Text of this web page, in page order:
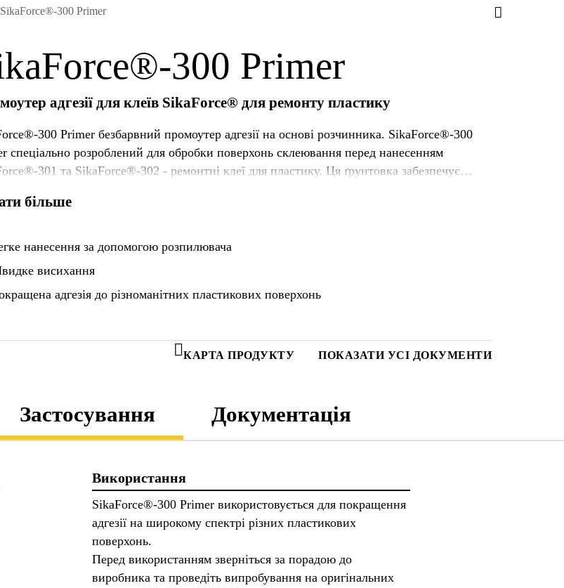
SikaForce®-300 Primer
300 Primer
адгезії для клеїв SikaForce® для ремонту пластику
300 Primer безбарвний промоутер адгезії на основі розчинника. SikaForce®-300
спеціально розроблений для обробки поверхонь склеювання перед нанесенням
301 та SikaForce®-302 - ремонтні клеї для пластику. Ця ґрунтовка забезпечує
більше
нанесення за допомогою розпилювача
висихання
адгезія до різноманітних пластикових поверхонь
КАРТА ПРОДУКТУ ПОКАЗАТИ УСІ ДОКУМЕНТИ
Застосування Документація
Використання
SikaForce®-300 Primer використовується для покращення
адгезії на широкому спектрі різних пластикових
поверхонь.
Перед використанням зверніться за порадою до
виробника та проведіть випробування на оригінальних